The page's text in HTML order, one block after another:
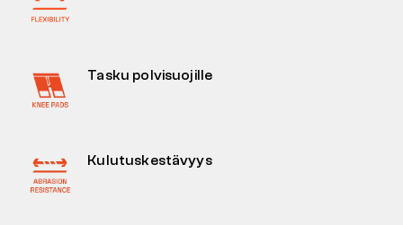
Tasku polvisuojille
Kulutuskestävyys